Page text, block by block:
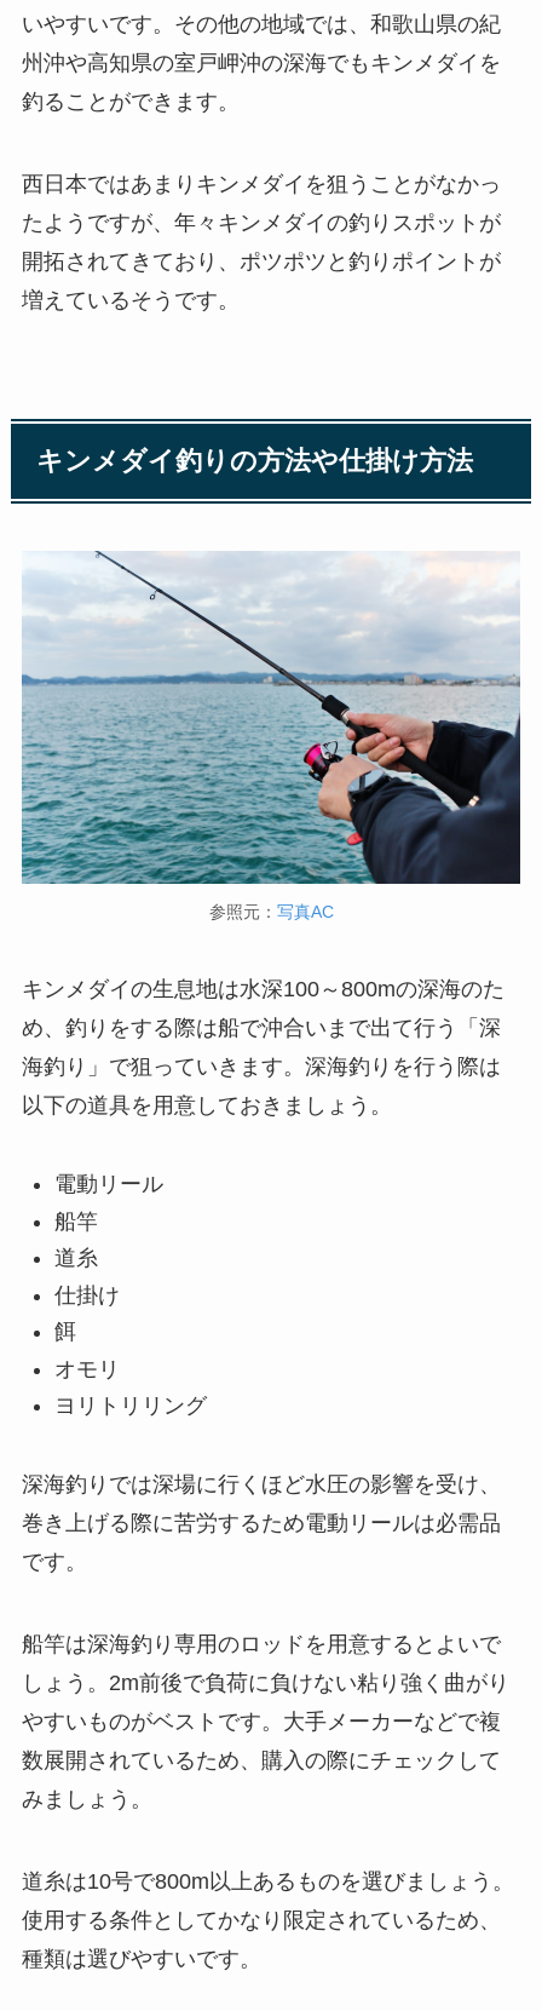
いやすいです。その他の地域では、和歌山県の紀
州沖や高知県の室戸岬沖の深海でもキンメダイを
釣ることができます。
西日本ではあまりキンメダイを狙うことがなかっ
たようですが、年々キンメダイの釣りスポットが
開拓されてきており、ポツポツと釣りポイントが
増えているそうです。
キンメダイ釣りの方法や仕掛け方法
参照元： 写真AC
キンメダイの生息地は水深100～800mの深海のた
め、釣りをする際は船で沖合いまで出て行う「深
海釣り」で狙っていきます。深海釣りを行う際は
以下の道具を用意しておきましょう。
電動リール
船竿
道糸
仕掛け
餌
オモリ
ヨリトリリング
深海釣りでは深場に行くほど水圧の影響を受け、
巻き上げる際に苦労するため電動リールは必需品
です。
船竿は深海釣り専用のロッドを用意するとよいで
しょう。2m前後で負荷に負けない粘り強く曲がり
やすいものがベストです。大手メーカーなどで複
数展開されているため、購入の際にチェックして
みましょう。
道糸は10号で800m以上あるものを選びましょう。
使用する条件としてかなり限定されているため、
種類は選びやすいです。